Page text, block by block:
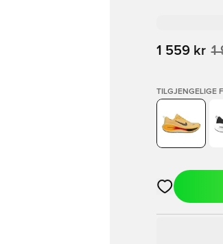
1 559 kr 1
TILGJENGELIGE
Åpner en